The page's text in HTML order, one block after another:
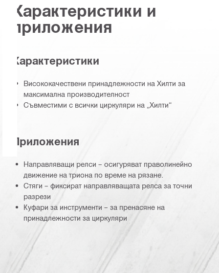
Характеристики и
приложения
Характеристики
Висококачествени принадлежности на Хилти за
максимална производителност
Съвместими с всички циркуляри на „Хилти“
Приложения
Направляващи релси – осигуряват праволинейно
движение на триона по време на рязане.
Стяги – фиксират направляващата релса за точни
разрези
Куфари за инструменти – за пренасяне на
принадлежности за циркуляри